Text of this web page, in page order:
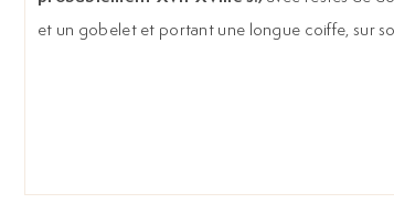
et un gobelet et portant une longue coiffe, sur